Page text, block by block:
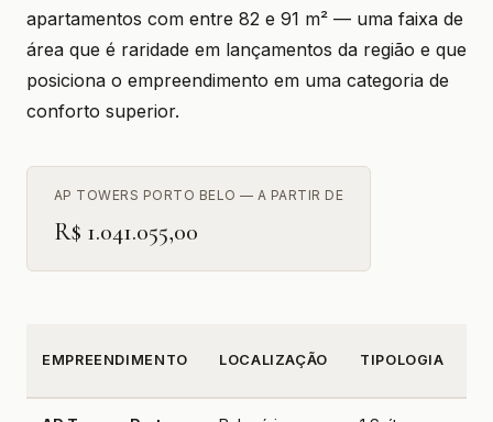
apartamentos com entre 82 e 91 m² — uma faixa de
área que é raridade em lançamentos da região e que
posiciona o empreendimento em uma categoria de
conforto superior.
AP TOWERS PORTO BELO — A PARTIR DE
R$ 1.041.055,00
EMPREENDIMENTO LOCALIZAÇÃO TIPOLOGIA